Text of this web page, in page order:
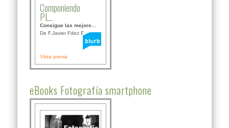
Componiendo
PL...
Consigue las mejore...
De F.Javier Fdez Bor...
Vista previa
eBooks Fotografía smartphone